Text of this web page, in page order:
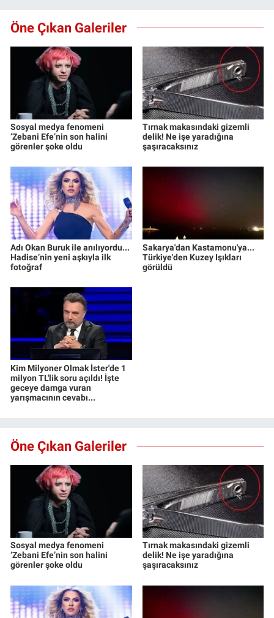
Öne Çıkan Galeriler
Sosyal medya fenomeni
‘Zebani Efe’nin son halini
görenler şoke oldu
Tırnak makasındaki gizemli
delik! Ne işe yaradığına
şaşıracaksınız
Adı Okan Buruk ile anılıyordu...
Hadise’nin yeni aşkıyla ilk
fotoğraf
Sakarya'dan Kastamonu'ya...
Türkiye'den Kuzey Işıkları
görüldü
Kim Milyoner Olmak İster'de 1
milyon TL'lik soru açıldı! İşte
geceye damga vuran
yarışmacının cevabı...
Öne Çıkan Galeriler
Sosyal medya fenomeni
‘Zebani Efe’nin son halini
görenler şoke oldu
Tırnak makasındaki gizemli
delik! Ne işe yaradığına
şaşıracaksınız